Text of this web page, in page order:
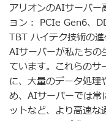
アリオンのAIサーバー
ョン： PCIe Gen6、
TBT ハイテク技術の
AIサーバーが私たちの
ています。これらのサ
に、大量のデータ処理
め、AIサーバーでは
ットなど、より高速